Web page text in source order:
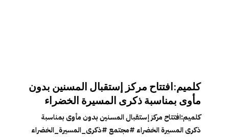
كلميم:افتتاح مركز إستقبال المسنين بدون
مأوى بمناسبة ذكرى المسيرة الخضراء
كلميم:افتتاح مركز إستقبال المسنين بدون مأوى بمناسبة
ذكرى المسيرة الخضراء #مجتمع #ذكرى_المسيرة_الخضراء